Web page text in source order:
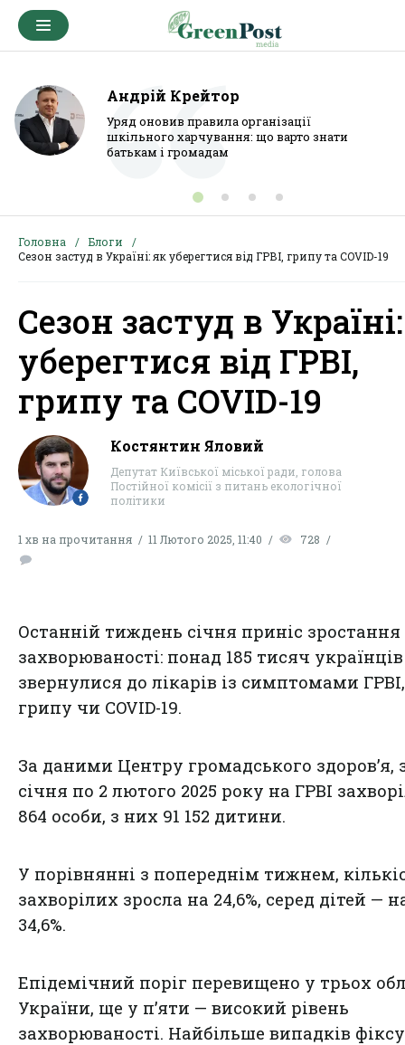
Андрій Крейтор
Уряд оновив правила організації
шкільного харчування: що варто знати
батькам і громадам
Головна
Блоги
Сезон застуд в Україні: як уберегтися від ГРВІ, грипу та COVID-19
Сезон застуд в
уберегтися від ГРВІ,
грипу та COVID-19
Костянтин Яловий
Депутат Київської міської ради, голова
Постійної комісії з питань екологічної
політики
1 хв на прочитання 11 Лютого 2025, 11:40 728
Останній тиждень січня приніс зростання
захворюваності: понад 185 тисяч українців
звернулися до лікарів із симптомами ГРВІ,
грипу чи COVID-19.
За даними Центру громадського здоров’я,
січня по 2 лютого 2025 року на ГРВІ
864 особи, з них 91 152 дитини.
У порівнянні з попереднім тижнем,
захворілих зросла на 24,6%, серед дітей —
34,6%.
Епідемічний поріг перевищено у трьох
України, ще у п’яти — високий рівень
захворюваності. Найбільше випадків